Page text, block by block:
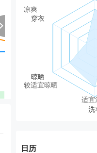
阴转小雨
北风
2级
中雨转小雨
东北风
3级
凉爽
较适宜晾晒
适宜
日历